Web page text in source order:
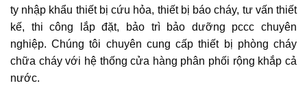
ty nhập khẩu thiết bị cứu hỏa, thiết bị báo cháy, tư vấn thiết
kế, thi công lắp đặt, bảo trì bảo dưỡng pccc chuyên
nghiệp. Chúng tôi chuyên cung cấp thiết bị phòng cháy
chữa cháy với hệ thống cửa hàng phân phối rộng khắp cả
nước.